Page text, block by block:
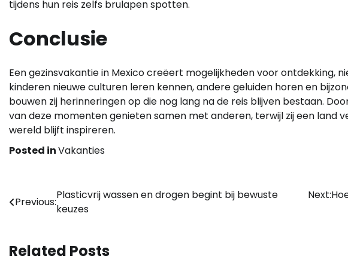
tijdens hun reis zelfs brulapen spotten.
Conclusie
Een gezinsvakantie in Mexico creëert mogelijkheden voor ontdekking,
kinderen nieuwe culturen leren kennen, andere geluiden horen en
bouwen zij herinneringen op die nog lang na de reis blijven bestaan.
van deze momenten genieten samen met anderen, terwijl zij een land
wereld blijft inspireren.
Posted inVakanties
Bericht
Previous:
Plasticvrij wassen en drogen begint bij bewuste
keuzes
Next:
Related Posts